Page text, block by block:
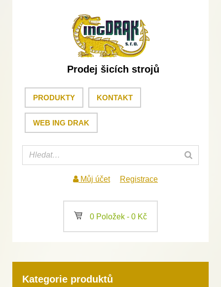
Prodej šicích strojů
PRODUKTY KONTAKT
WEB ING DRAK
Můj účet Registrace
a 0 Položek - 0 Kč
Kategorie produktů